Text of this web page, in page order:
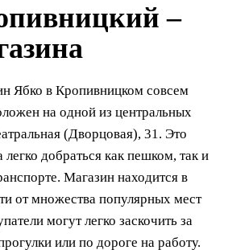
–
Ябко в Кропивницком совсем
на одной из центральных
(Дворцовая), 31. Это
добраться как пешком, так и
Магазин находится в
от множества популярных мест
могут легко заскочить за
или по дороге на работу.